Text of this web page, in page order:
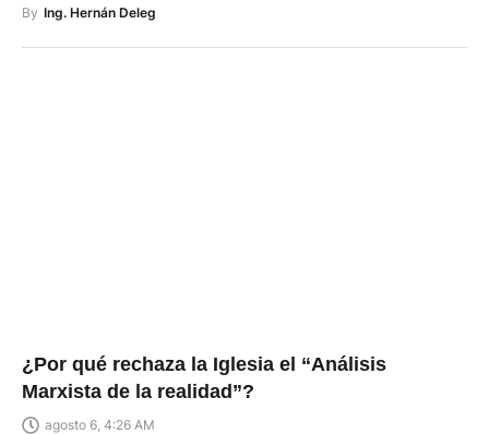
By Ing. Hernán Deleg
¿Por qué rechaza la Iglesia el “Análisis
Marxista de la realidad”?
agosto 6, 4:26 AM